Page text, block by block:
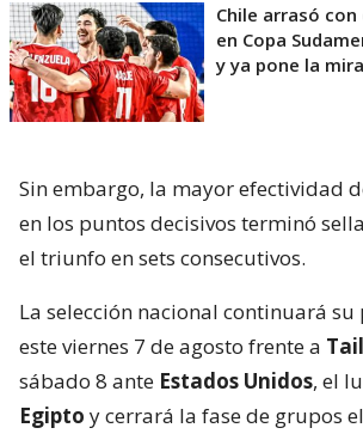
Chile arrasó
en Copa
y ya pone la
Sin embargo, la mayor efectividad
en los puntos decisivos terminó
el triunfo en sets consecutivos.
La selección nacional continuará
este viernes 7 de agosto frente a
sábado 8 ante Estados Unidos, el
Egipto y cerrará la fase de grupos